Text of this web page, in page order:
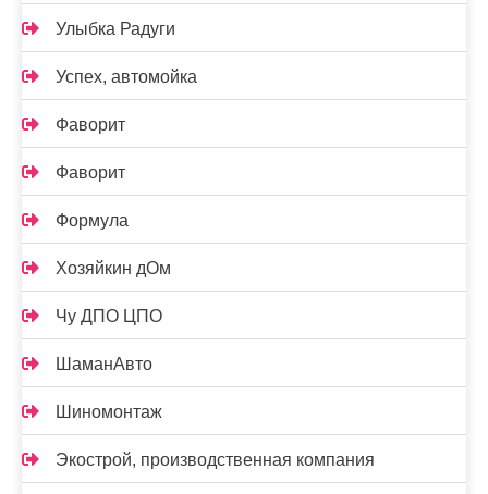
Улыбка Радуги
Успех, автомойка
Фаворит
Фаворит
Формула
Хозяйкин дОм
Чу ДПО ЦПО
ШаманАвто
Шиномонтаж
Экострой, производственная компания